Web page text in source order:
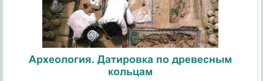
Археология. Датировка по древесным
кольцам